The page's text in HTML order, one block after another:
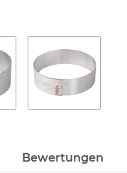
Bewertungen